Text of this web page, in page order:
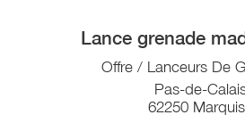
Lance grenade
Offre / Lanceurs De
Pas-de-
62250